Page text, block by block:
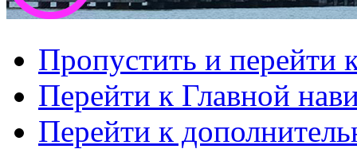
Пропустить и перейти
Перейти к Главной
Перейти к